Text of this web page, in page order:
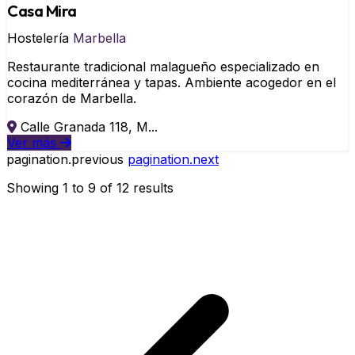
Casa Mira
Hostelería Marbella
Restaurante tradicional malagueño especializado en
cocina mediterránea y tapas. Ambiente acogedor en el
corazón de Marbella.
Calle Granada 118, M...
Ver más
pagination.previous pagination.next
Showing 1 to 9 of 12 results